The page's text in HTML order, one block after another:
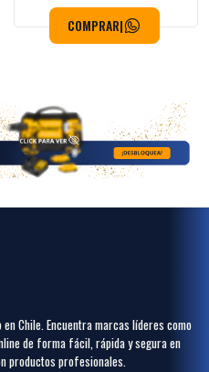
COMPRAR|
Chile. Encuentra marcas líderes como
de forma fácil, rápida y segura en
productos profesionales.